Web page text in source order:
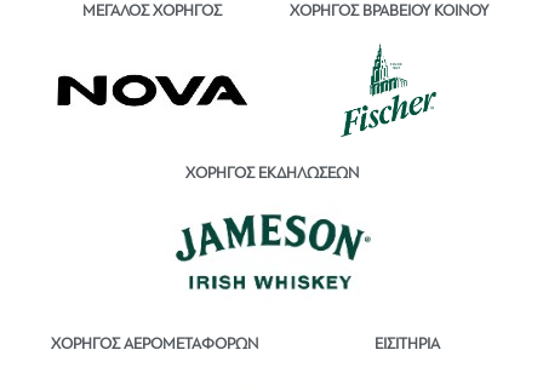
ΜΕΓΑΛΟΣ ΧΟΡΗΓΟΣ ΧΟΡΗΓΟΣ ΒΡΑΒΕΙΟΥ ΚΟΙΝΟΥ
ΧΟΡΗΓΟΣ ΕΚΔΗΛΩΣΕΩΝ
ΧΟΡΗΓΟΣ ΑΕΡΟΜΕΤΑΦΟΡΩΝ ΕΙΣΙΤΗΡΙΑ